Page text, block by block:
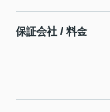
保証会社 / 料金